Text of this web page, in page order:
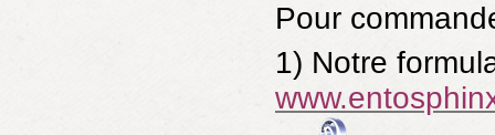
Pour
1) Notre